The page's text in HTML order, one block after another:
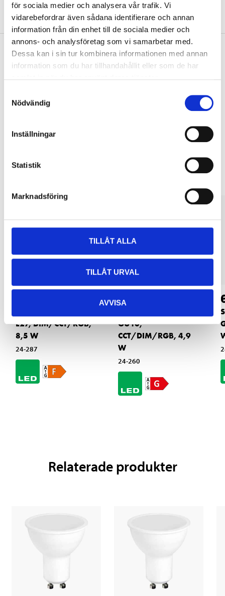
för sociala medier och analysera vår trafik. Vi
vidarebefordrar även sådana identifierare och annan
information från din enhet till de sociala medier och
annons- och analysföretag som vi samarbetar med.
Dessa kan i sin tur kombinera informationen med annan
information som du har tillhandahållit eller som de har
Nödvändig
Inställningar
Statistik
Marknadsföring
TILLÅT ALLA
TILLÅT URVAL
AVVISA
Om tillverkaren
Andra kunder köpte också
E27, DIM/CCT/RGB,
8,5 W
24-287
79
GU10,
CCT/DIM/RGB, 4,9
W
24-260
Relaterade produkter